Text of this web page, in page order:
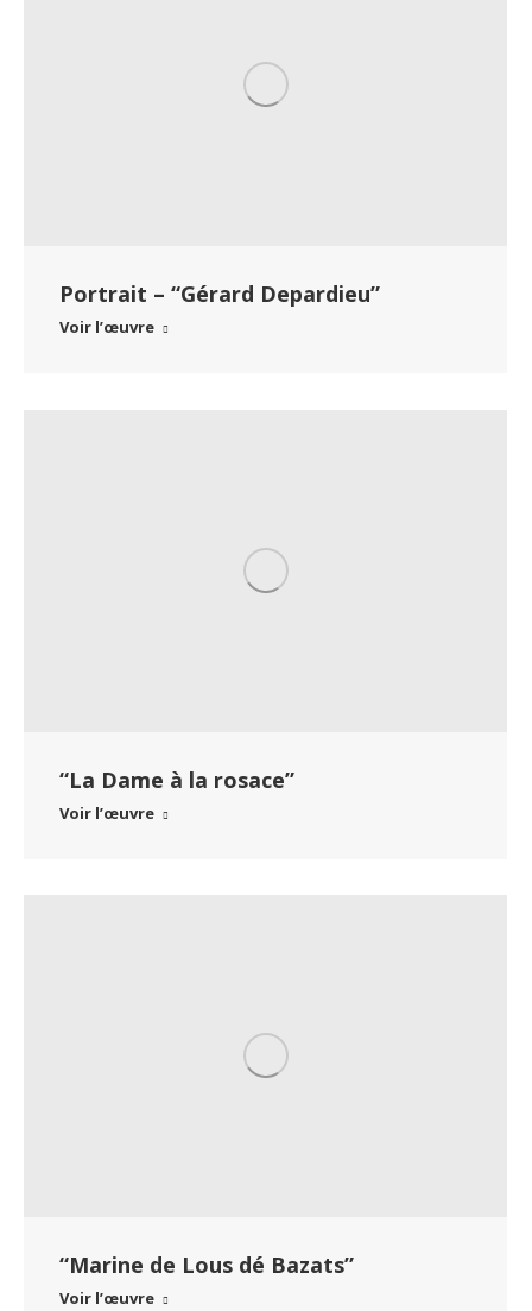
Portrait – “Gérard Depardieu”
Voir l’œuvre
“La Dame à la rosace”
Voir l’œuvre
“Marine de Lous dé Bazats”
Voir l’œuvre